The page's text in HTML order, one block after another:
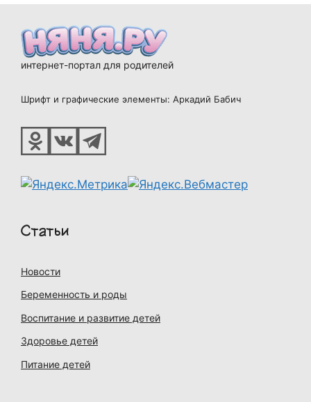
интернет-портал для родителей
Шрифт и графические элементы: Аркадий Бабич
Статьи
Новости
Беременность и роды
Воспитание и развитие детей
Здоровье детей
Питание детей